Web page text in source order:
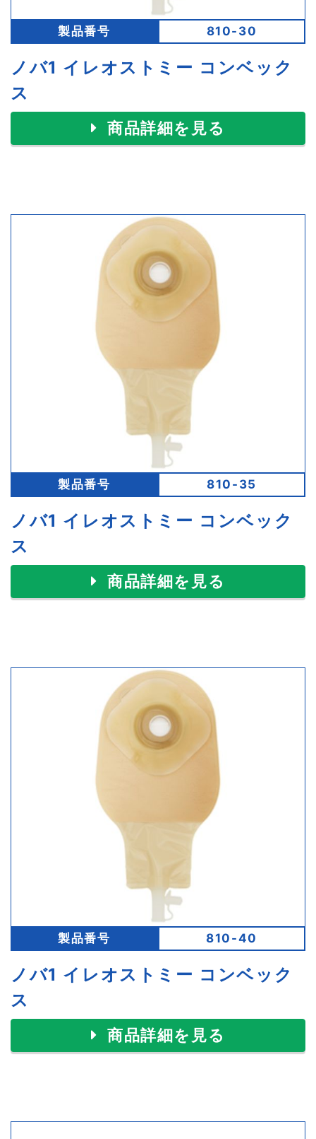
製品番号 810-30
ノバ1 イレオストミー コンベック
ス
商品詳細を見る
製品番号 810-35
ノバ1 イレオストミー コンベック
ス
商品詳細を見る
製品番号 810-40
ノバ1 イレオストミー コンベック
ス
商品詳細を見る